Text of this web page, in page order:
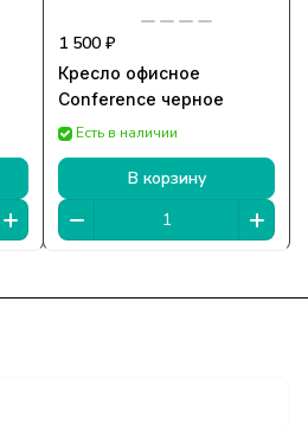
1 500 ₽
Кресло офисное
Conference черное
Есть в наличии
В корзину